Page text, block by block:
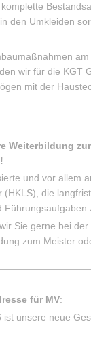
den Umkleiden
wir für die KGT
mit der
Weiterbildung
und vor allem
(HKLS), die
Führungsaufgaben
Sie gerne bei
zum Meister
für MV:
ist unsere neue